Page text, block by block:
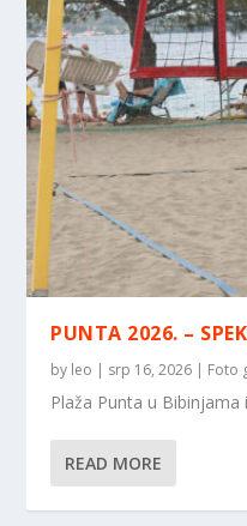
PUNTA 2026. –
by leo | srp 16, 2026 | Foto
Plaža Punta u
READ MORE